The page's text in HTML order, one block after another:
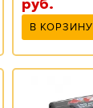
руб.
В КОРЗИНУ